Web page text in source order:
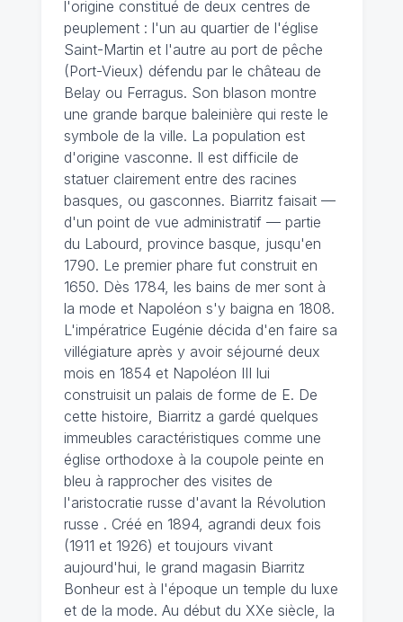
l'origine constitué de deux centres de
peuplement : l'un au quartier de l'église
Saint-Martin et l'autre au port de pêche
(Port-Vieux) défendu par le château de
Belay ou Ferragus. Son blason montre
une grande barque baleinière qui reste le
symbole de la ville. La population est
d'origine vasconne. Il est difficile de
statuer clairement entre des racines
basques, ou gasconnes. Biarritz faisait —
d'un point de vue administratif — partie
du Labourd, province basque, jusqu'en
1790. Le premier phare fut construit en
1650. Dès 1784, les bains de mer sont à
la mode et Napoléon s'y baigna en 1808.
L'impératrice Eugénie décida d'en faire sa
villégiature après y avoir séjourné deux
mois en 1854 et Napoléon III lui
construisit un palais de forme de E. De
cette histoire, Biarritz a gardé quelques
immeubles caractéristiques comme une
église orthodoxe à la coupole peinte en
bleu à rapprocher des visites de
l'aristocratie russe d'avant la Révolution
russe . Créé en 1894, agrandi deux fois
(1911 et 1926) et toujours vivant
aujourd'hui, le grand magasin Biarritz
Bonheur est à l'époque un temple du luxe
et de la mode. Au début du XXe siècle, la